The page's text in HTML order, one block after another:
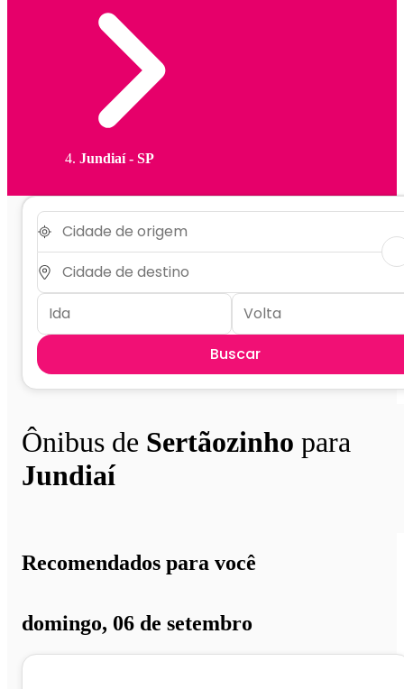
Jundiaí - SP
Buscar
Ônibus de Sertãozinho para
Jundiaí
Recomendados para você
domingo, 06 de setembro